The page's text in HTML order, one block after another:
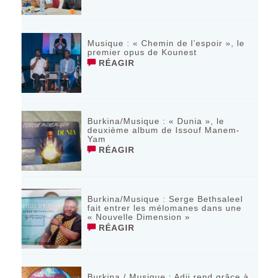
Musique : « Chemin de l’espoir », le
premier opus de Kounest
RÉAGIR
Burkina/Musique : « Dunia », le
deuxième album de Issouf Manem-
Yam
RÉAGIR
Burkina/Musique : Serge Bethsaleel
fait entrer les mélomanes dans une
« Nouvelle Dimension »
RÉAGIR